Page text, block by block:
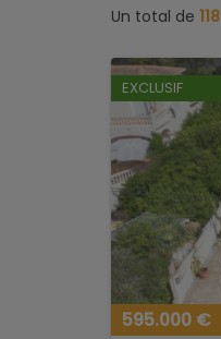
Un total de 118
EXCLUSIF
595.000 €